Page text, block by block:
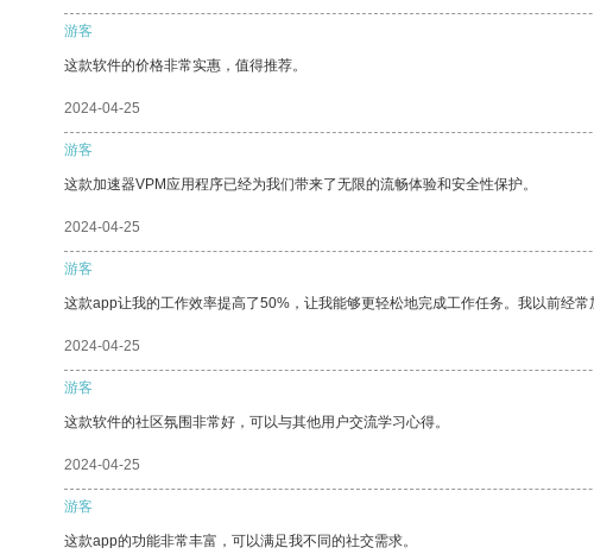
游客
这款软件的价格非常实惠，值得推荐。
2024-04-25
游客
这款加速器VPM应用程序已经为我们带来了无限的流畅体验和安全性保护。
2024-04-25
游客
这款app让我的工作效率提高了50%，让我能够更轻松地完成工作任务。我以前经
2024-04-25
游客
这款软件的社区氛围非常好，可以与其他用户交流学习心得。
2024-04-25
游客
这款app的功能非常丰富，可以满足我不同的社交需求。